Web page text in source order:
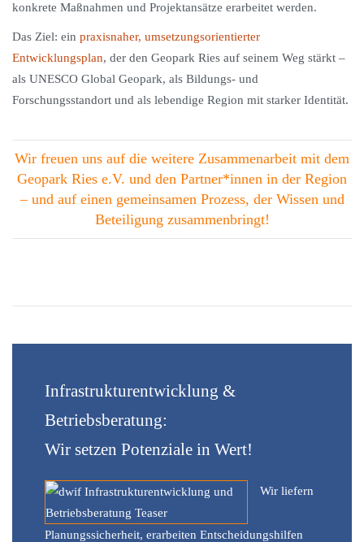
konkrete Maßnahmen und Projektansätze erarbeitet werden.
Das Ziel: ein praxisnaher, umsetzungsorientierter
Entwicklungsplan, der den Geopark Ries auf seinem Weg stärkt –
als UNESCO Global Geopark, als Bildungs- und
Forschungsstandort und als lebendige Region mit starker Identität.
Wir freuen uns auf die weitere Zusammenarbeit mit dem
Geopark Ries e.V. und den Partner*innen in der Region
– und auf einen gemeinsamen Prozess, der Wissen und
Beteiligung zusammenbringt!
Infrastrukturentwicklung &
Betriebsberatung:
Wir setzen Potenziale in Wert!
Wir liefern
Planungssicherheit, erarbeiten Entscheidungshilfen